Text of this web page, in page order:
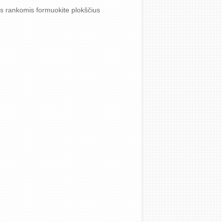
rankomis formuokite plokščius